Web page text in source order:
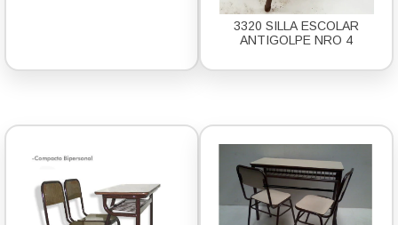
3320 SILLA ESCOLAR
ANTIGOLPE NRO 4